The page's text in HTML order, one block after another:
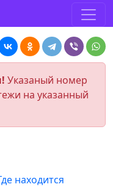
Указаный номер
на указанный
находится